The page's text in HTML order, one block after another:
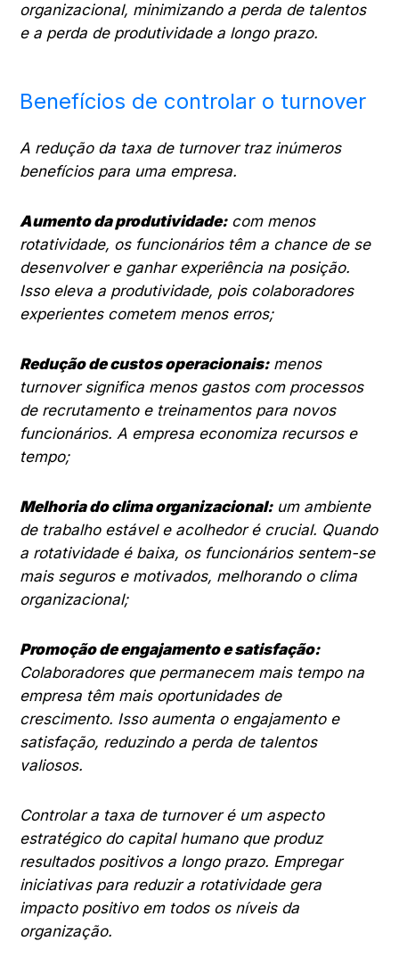
organizacional, minimizando a perda de talentos
e a perda de produtividade a longo prazo.
Benefícios de controlar o turnover
A redução da taxa de turnover traz inúmeros
benefícios para uma empresa.
Aumento da produtividade:com menos
rotatividade, os funcionários têm a chance de se
desenvolver e ganhar experiência na posição.
Isso eleva a produtividade, pois colaboradores
experientes cometem menos erros;
Redução de custos operacionais:menos
turnover significa menos gastos com processos
de recrutamento e treinamentos para novos
funcionários. A empresa economiza recursos e
tempo;
Melhoria do clima organizacional:um ambiente
de trabalho estável e acolhedor é crucial. Quando
a rotatividade é baixa, os funcionários sentem-se
mais seguros e motivados, melhorando o clima
organizacional;
Promoção de engajamento e satisfação:
Colaboradores que permanecem mais tempo na
empresa têm mais oportunidades de
crescimento. Isso aumenta o engajamento e
satisfação, reduzindo a perda de talentos
valiosos.
Controlar a taxa de turnover é um aspecto
estratégico do capital humano que produz
resultados positivos a longo prazo. Empregar
iniciativas para reduzir a rotatividade gera
impacto positivo em todos os níveis da
organização.